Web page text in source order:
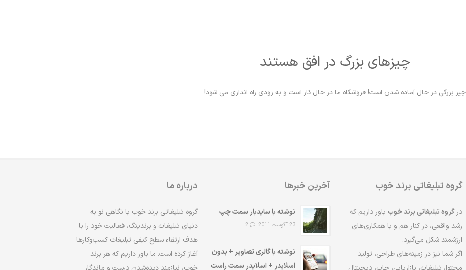
چیزهای بزرگ در افق هستند
چیز بزرگی در حال آماده شدن است! فروشگاه ما در حال کار است و به زودی راه اندازی می شود!
گروه تبلیغاتی برند خوب
درگروه تبلیغاتی برند خوب باور داریم که
رشد واقعی، در کنار هم و با همکاری‌های
ارزشمند شکل می‌گیرد.
اگر شما نیز در زمینه‌های طراحی، تولید
محتوا، تبلیغات، بازاریابی، چاپ، دیجیتال
آخرین خبرها
نوشته با سایدبار سمت چپ
23 آگوست 2011 2
نوشته با گالری تصاویر + بدون
اسلایدر + اسلایدر سمت راست
درباره ما
گروه تبلیغاتی برند خوب با نگاهی نو به
دنیای تبلیغات و برندینگ، فعالیت خود را با
هدف ارتقاء سطح کیفی تبلیغات کسب‌وکارها
آغاز کرده است. ما باور داریم که هر برند
خوب، نیازمند دیده‌شدن درست و ماندگار